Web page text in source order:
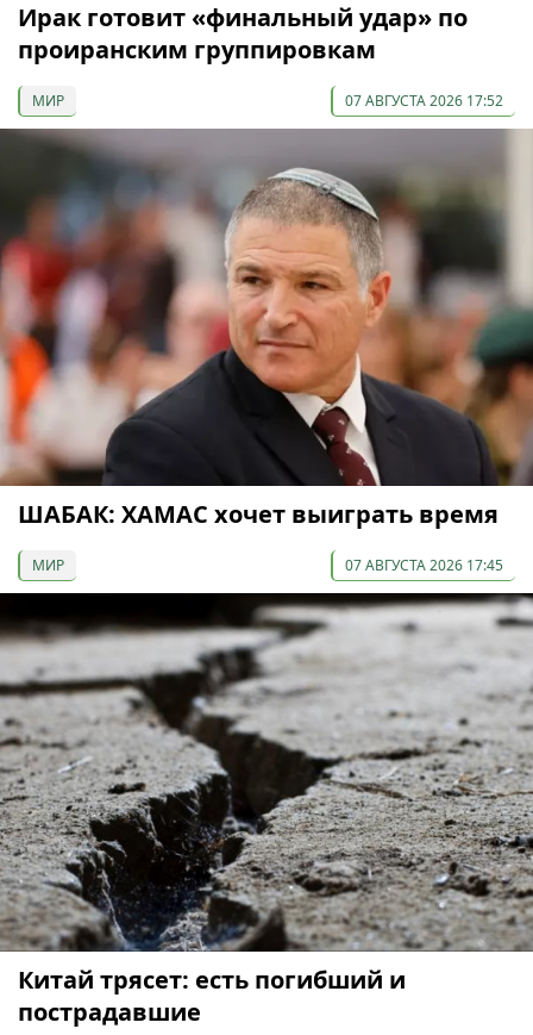
Ирак готовит «финальный удар» по
проиранским группировкам
МИР 07 АВГУСТА 2026 17:52
ШАБАК: ХАМАС хочет выиграть время
МИР 07 АВГУСТА 2026 17:45
Китай трясет: есть погибший и
пострадавшие